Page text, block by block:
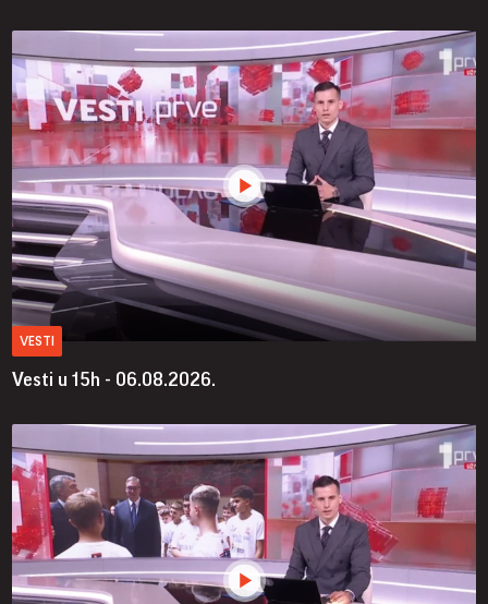
VESTI
Vesti u 15h - 06.08.2026.